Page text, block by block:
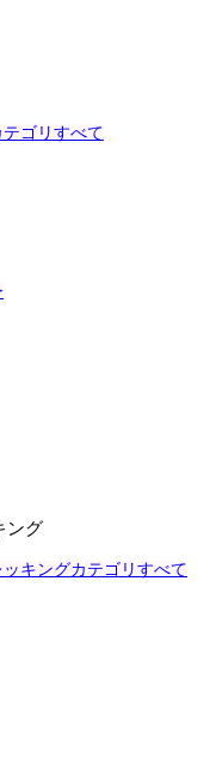
ゴリすべて
ング
キングカテゴリすべて